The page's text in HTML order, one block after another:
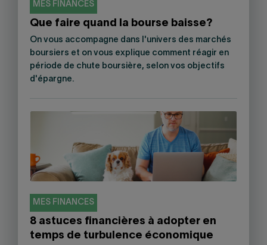
MES FINANCES
Que faire quand la bourse baisse?
On vous accompagne dans l'univers des marchés
boursiers et on vous explique comment réagir en
période de chute boursière, selon vos objectifs
d'épargne.
MES FINANCES
8 astuces financières à adopter en
temps de turbulence économique